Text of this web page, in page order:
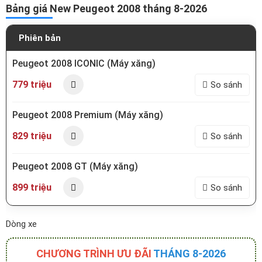
Bảng giá New Peugeot 2008 tháng 8-2026
Phiên bản
Peugeot 2008 ICONIC (Máy xăng)
779 triệu
So sánh
Peugeot 2008 Premium (Máy xăng)
829 triệu
So sánh
Peugeot 2008 GT (Máy xăng)
899 triệu
So sánh
Dòng xe
CHƯƠNG TRÌNH ƯU ĐÃI THÁNG 8-2026